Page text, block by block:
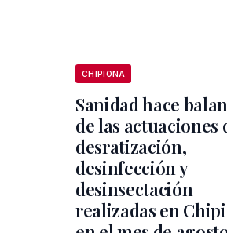
CHIPIONA
Sanidad hace
de las actuaciones
desratización,
desinfección y
desinsectación
realizadas en